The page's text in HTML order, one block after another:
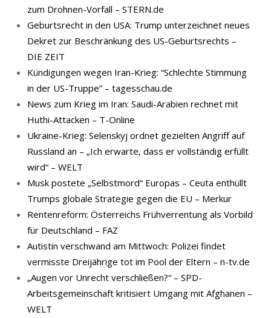
zum Drohnen-Vorfall – STERN.de
Geburtsrecht in den USA: Trump unterzeichnet neues
Dekret zur Beschränkung des US-Geburtsrechts –
DIE ZEIT
Kündigungen wegen Iran-Krieg: “Schlechte Stimmung
in der US-Truppe” – tagesschau.de
News zum Krieg im Iran: Saudi-Arabien rechnet mit
Huthi-Attacken – T-Online
Ukraine-Krieg: Selenskyj ordnet gezielten Angriff auf
Russland an – „Ich erwarte, dass er vollständig erfüllt
wird“ – WELT
Musk postete „Selbstmord“ Europas – Ceuta enthüllt
Trumps globale Strategie gegen die EU – Merkur
Rentenreform: Österreichs Frühverrentung als Vorbild
für Deutschland – FAZ
Autistin verschwand am Mittwoch: Polizei findet
vermisste Dreijährige tot im Pool der Eltern – n-tv.de
„Augen vor Unrecht verschließen?“ – SPD-
Arbeitsgemeinschaft kritisiert Umgang mit Afghanen –
WELT